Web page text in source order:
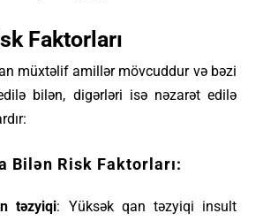
Faktorları
müxtəlif amillər mövcuddur və bəzi
bilən, digərləri isə nəzarət edilə
Bilən Risk Faktorları:
təzyiqi: Yüksək qan təzyiqi insult